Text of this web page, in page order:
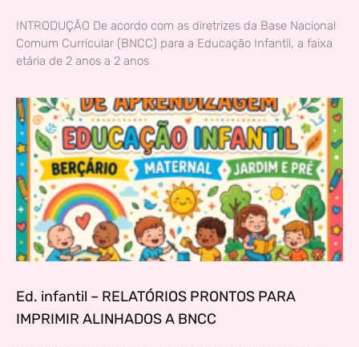
INTRODUÇÃO De acordo com as diretrizes da Base Nacional
Comum Curricular (BNCC) para a Educação Infantil, a faixa
etária de 2 anos a 2 anos
Ed. infantil – RELATÓRIOS PRONTOS PARA
IMPRIMIR ALINHADOS A BNCC